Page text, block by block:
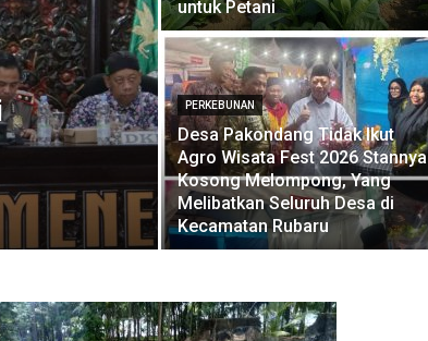
untuk Petani
PERKEBUNAN
Desa Pakondang Tidak Ikut
Agro Wisata Fest 2026 Stannya
Kosong Melompong, Yang
Melibatkan Seluruh Desa di
Kecamatan Rubaru